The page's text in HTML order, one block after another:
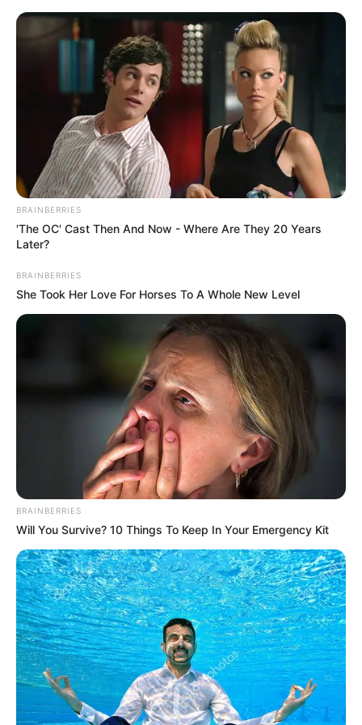
PRIX BRASILIA PRONOSTIC
QUINTE PMU 06-12-2024
Vendredi 6 Décembre 2024 à VINCENNES dans la
Réunion n°1 PRIX BRASILIA – Trot Attelé – 2100
mètres.
BRAINBERRIES
'The OC' Cast Then And Now - Where Are They 20 Years
Later?
BRAINBERRIES
She Took Her Love For Horses To A Whole New Level
BRAINBERRIES
Will You Survive? 10 Things To Keep In Your Emergency Kit